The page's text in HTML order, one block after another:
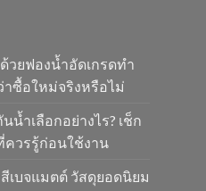
วยฟองน้ำอัดเกรดทำ
าซื้อใหม่จริงหรือไม่
น้ำเลือกอย่างไร? เช็ก
วรรู้ก่อนใช้งาน
เบจแมตต์ วัสดุยอดนิยม